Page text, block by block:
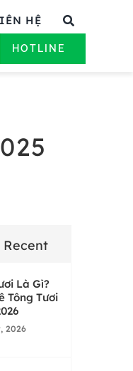
HỆ
HOTLINE
Recent
Là Gì?
Tông Tươi
2026